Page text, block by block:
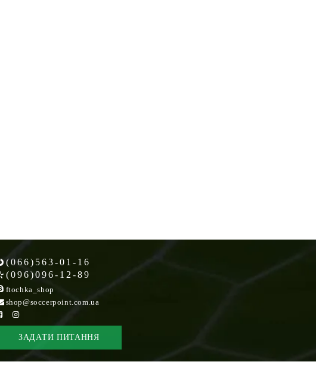
(066)563-01-16
(096)096-12-89
ftochka_shop
shop@soccerpoint.com.ua
ЗАДАТИ ПИТАННЯ